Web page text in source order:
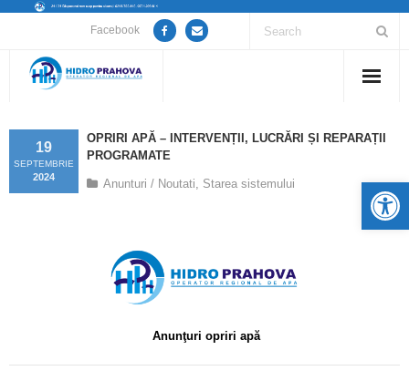
Facebook
Despre noi
Guvernanță Corporativă
OPRIRI APĂ – INTERVENȚII, LUCRĂRI ȘI REPARAȚII
PROGRAMATE
19
SEPTEMBRIE
2024 Anunturi / Noutati, Starea sistemului
Anunţuri opriri apă